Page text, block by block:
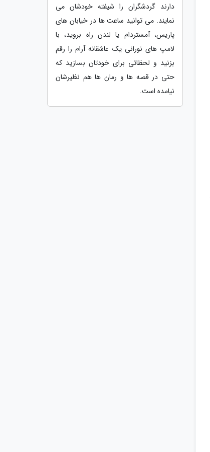
دارند گردشگران را شیفته خودشان می
نمایند. می توانید ساعت ها در خیابان های
پاریس، آمستردام یا لندن راه بروید، با
لامپ های نورانی یک عاشقانه آرام را رقم
بزنید و لحظاتی برای خودتان بسازید که
حتی در قصه ها و رمان ها هم نظیرشان
نیامده است.